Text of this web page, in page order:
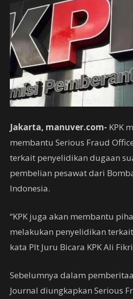
Jakarta, manuver.com- KPK
membantu Serious Fraud
terkait penyelidikan dugaan
pembelian pesawat dari
Indonesia.
“KPK juga akan membantu
melakukan penyelidikan
kata Plt Juru Bicara KPK Ali
Sebelumnya dalam
Journal diungkapkan Serious